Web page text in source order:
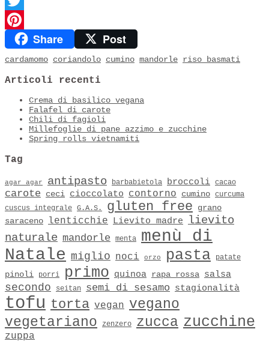
Twitter
PinterestShare Post
cardamomo coriandolo cumino mandorle riso basmati
Articoli recenti
Crema di basilico vegana
Falafel di carote
Chili di fagioli
Millefoglie di pane azzimo e zucchine
Spring rolls vietnamiti
Tag
agar agar antipasto barbabietola broccoli cacao
carote ceci cioccolato contorno cumino curcuma
cuscus integrale G.A.S. gluten free
grano
saraceno
lenticchie Lievito madre
lievito
naturale mandorle menta
menù di
Natale miglio noci orzo pasta patate
pinoli porri primo quinoa rapa rossa salsa
secondo seitan semi di sesamo stagionalità
tofu torta vegan vegano
vegetariano
zenzero zucca zucchine
zuppa